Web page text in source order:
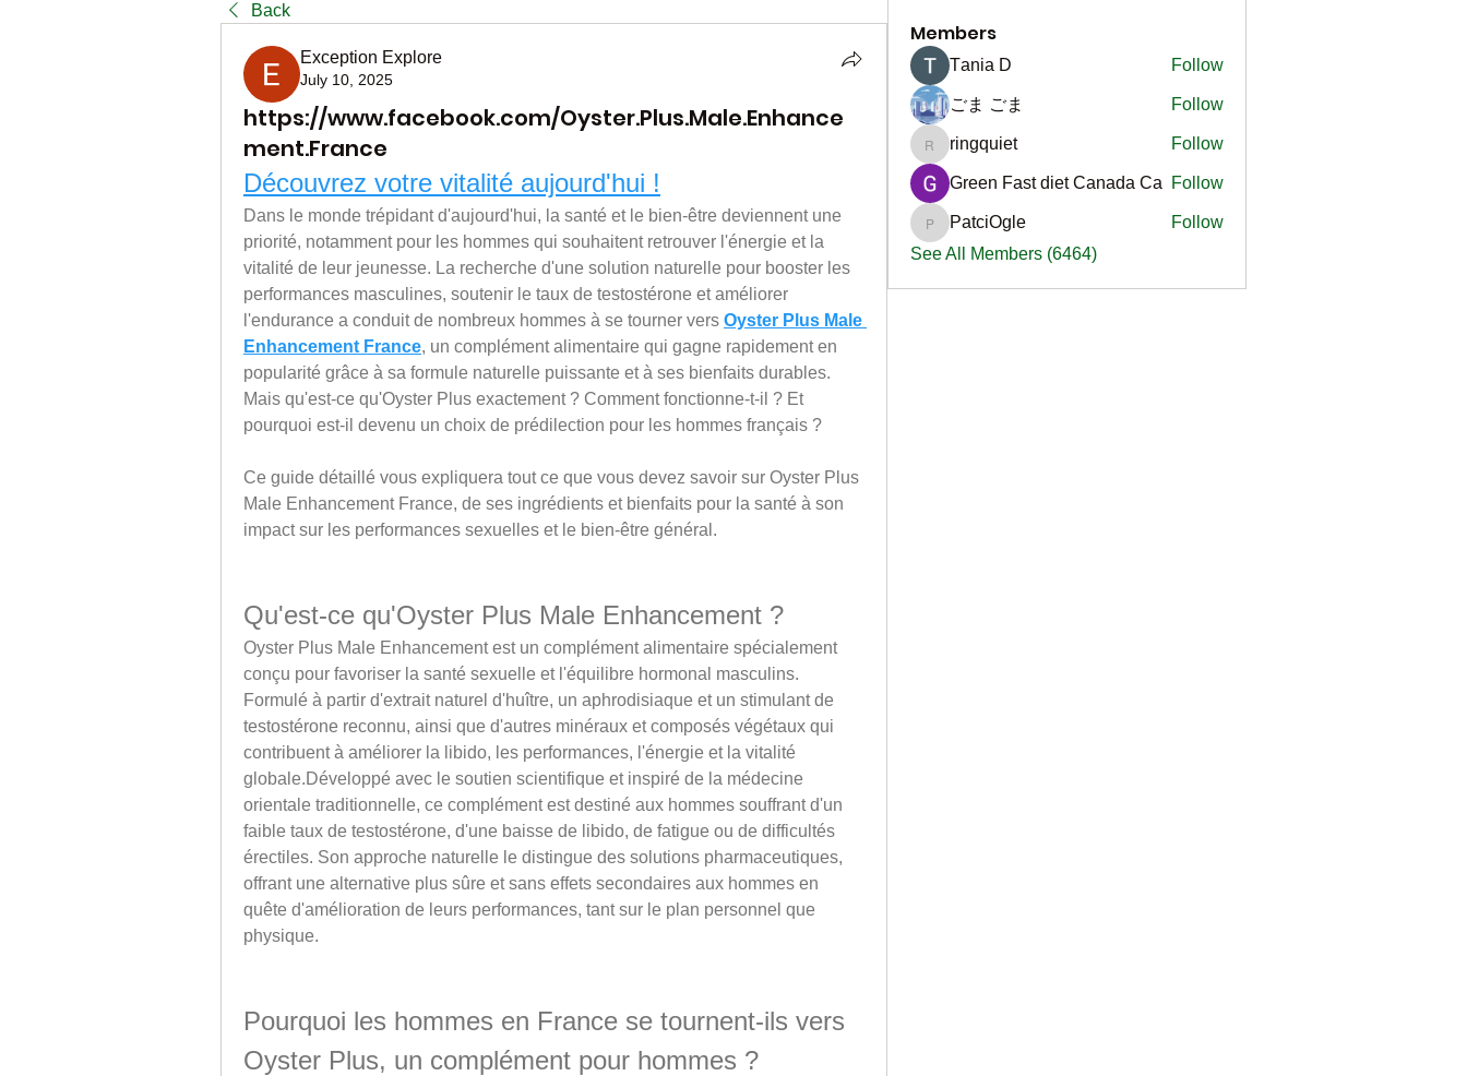
Back
Exception Explore
July 10, 2025
https://www.facebook.com/Oyster.Plus.Male.Enhance
ment.France
Découvrez votre vitalité aujourd'hui !
Dans le monde trépidant d'aujourd'hui, la santé et le bien-être deviennent une
priorité, notamment pour les hommes qui souhaitent retrouver l'énergie et la
vitalité de leur jeunesse. La recherche d'une solution naturelle pour booster les
performances masculines, soutenir le taux de testostérone et améliorer
l'endurance a conduit de nombreux hommes à se tourner vers Oyster Plus Male
Enhancement France, un complément alimentaire qui gagne rapidement en
popularité grâce à sa formule naturelle puissante et à ses bienfaits durables.
Mais qu'est-ce qu'Oyster Plus exactement ? Comment fonctionne-t-il ? Et
pourquoi est-il devenu un choix de prédilection pour les hommes français ?
Ce guide détaillé vous expliquera tout ce que vous devez savoir sur Oyster Plus
Male Enhancement France, de ses ingrédients et bienfaits pour la santé à son
impact sur les performances sexuelles et le bien-être général.
Qu'est-ce qu'Oyster Plus Male Enhancement ?
Oyster Plus Male Enhancement est un complément alimentaire spécialement
conçu pour favoriser la santé sexuelle et l'équilibre hormonal masculins.
Formulé à partir d'extrait naturel d'huître, un aphrodisiaque et un stimulant de
testostérone reconnu, ainsi que d'autres minéraux et composés végétaux qui
contribuent à améliorer la libido, les performances, l'énergie et la vitalité
globale.Développé avec le soutien scientifique et inspiré de la médecine
orientale traditionnelle, ce complément est destiné aux hommes souffrant d'un
faible taux de testostérone, d'une baisse de libido, de fatigue ou de difficultés
érectiles. Son approche naturelle le distingue des solutions pharmaceutiques,
offrant une alternative plus sûre et sans effets secondaires aux hommes en
quête d'amélioration de leurs performances, tant sur le plan personnel que
physique.
Pourquoi les hommes en France se tournent-ils vers
Oyster Plus, un complément pour hommes ?
Members
Тania D Follow
ごま ごま Follow
ringquiet
ringquiet Follow
Green Fast diet Canada Ca Follow
PatciOgle
PatciOgle
Follow
See All Members (6464)